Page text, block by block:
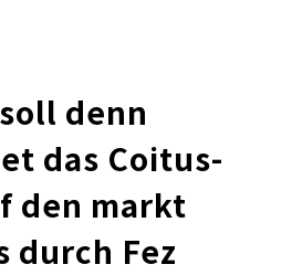
denn
das Coitus-
den markt
durch Fez